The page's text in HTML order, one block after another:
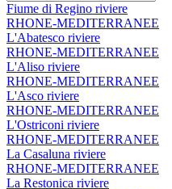
Fiume di Regino riviere
RHONE-MEDITERRANEE
L'Abatesco riviere
RHONE-MEDITERRANEE
L'Aliso riviere
RHONE-MEDITERRANEE
L'Asco riviere
RHONE-MEDITERRANEE
L'Ostriconi riviere
RHONE-MEDITERRANEE
La Casaluna riviere
RHONE-MEDITERRANEE
La Restonica riviere